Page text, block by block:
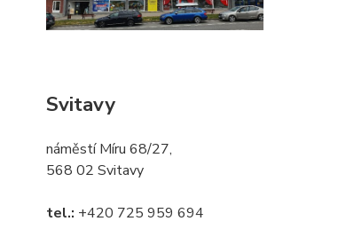
Svitavy
náměstí Míru 68/27,
568 02 Svitavy
tel.: +420 725 959 694